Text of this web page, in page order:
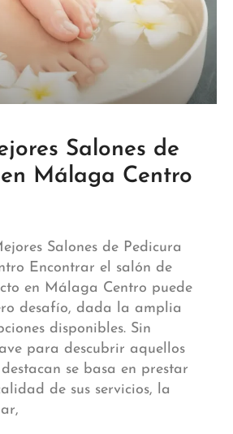
Salones de
Málaga Centro
Salones de Pedicura
Encontrar el salón de
en Málaga Centro puede
desafío, dada la amplia
disponibles. Sin
para descubrir aquellos
se basa en prestar
de sus servicios, la